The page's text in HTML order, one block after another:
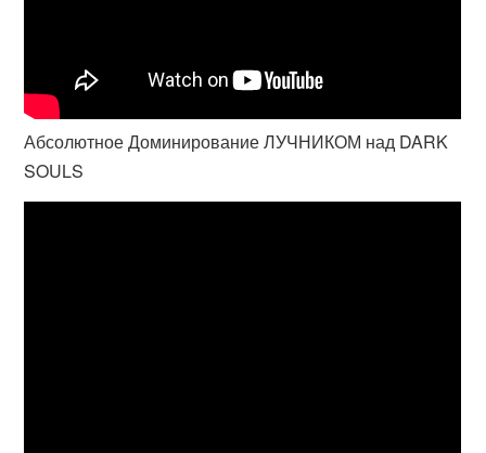
Абсолютное Доминирование ЛУЧНИКОМ над DARK
SOULS